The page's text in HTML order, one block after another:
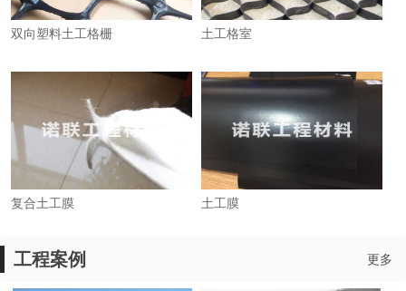
双向塑料土工格栅 土工格室
复合土工膜 土工膜
工程案例 更多